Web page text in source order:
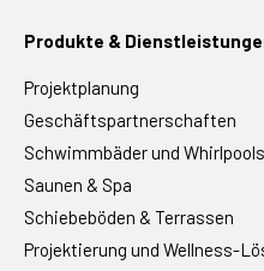
Produkte &
Projektplanung
Geschäftspartnerschaften
Schwimmbäder und
Saunen & Spa
Schiebeböden & Terrassen
Projektierung und Wellness-